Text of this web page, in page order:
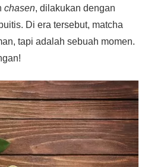
chasen, dilakukan dengan
Di era tersebut, matcha
tapi adalah sebuah momen.